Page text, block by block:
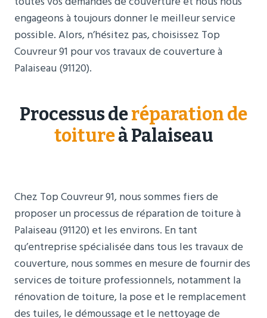
engageons à toujours donner le meilleur service
possible. Alors, n’hésitez pas, choisissez Top
Couvreur 91 pour vos travaux de couverture à
Palaiseau (91120).
Processus deréparation de
toitureà Palaiseau
Chez Top Couvreur 91, nous sommes fiers de
proposer un processus de réparation de toiture à
Palaiseau (91120) et les environs. En tant
qu’entreprise spécialisée dans tous les travaux de
couverture, nous sommes en mesure de fournir des
services de toiture professionnels, notamment la
rénovation de toiture, la pose et le remplacement
des tuiles, le démoussage et le nettoyage de